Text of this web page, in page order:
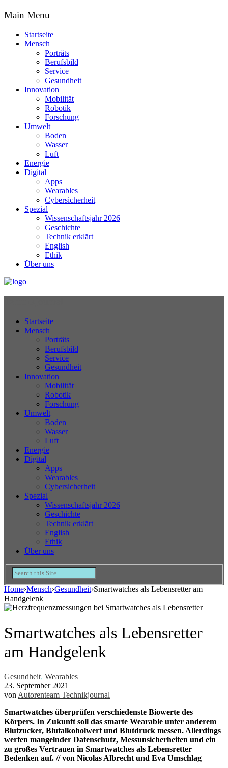
Main Menu
Startseite
Mensch
Porträts
Berufsbild
Service
Gesundheit
Innovation
Mobilität
Robotik
Forschung
Umwelt
Boden
Wasser
Luft
Energie
Digital
Apps
Wearables
Cybersicherheit
Spezial
Wissenschaftsjahr 2026
Geschichte
Technik erklärt
English
Ethik
Über uns
Startseite
Mensch
Porträts
Berufsbild
Service
Gesundheit
Innovation
Mobilität
Robotik
Forschung
Umwelt
Boden
Wasser
Luft
Energie
Digital
Apps
Wearables
Cybersicherheit
Spezial
Wissenschaftsjahr 2026
Geschichte
Technik erklärt
English
Ethik
Über uns
Home›Mensch›Gesundheit›Smartwatches als Lebensretter am
Handgelenk
Smartwatches als Lebensretter
am Handgelenk
Gesundheit, Wearables
23. September 2021
von Autorenteam Technikjournal
Smartwatches überprüfen verschiedenste Biowerte des
Körpers. In Zukunft soll das smarte Wearable unter anderem
Blutzucker, Blutalkoholwert und Blutdruck messen. Allerdings
werfen mangelnder Datenschutz, Messunsicherheiten und ein
zu großes Vertrauen in Smartwatches als Lebensretter
Bedenken auf. // von Nicolas Albrecht und Eva Umschlag